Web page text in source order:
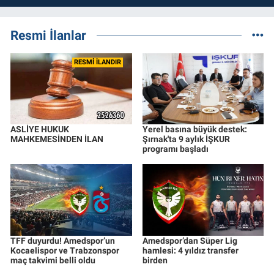
Resmi İlanlar
RESMİ İLANDIR
ASLİYE HUKUK
MAHKEMESİNDEN İLAN
Yerel basına büyük destek:
Şırnak'ta 9 aylık İŞKUR
programı başladı
TFF duyurdu! Amedspor’un
Kocaelispor ve Trabzonspor
maç takvimi belli oldu
Amedspor’dan Süper Lig
hamlesi: 4 yıldız transfer
birden